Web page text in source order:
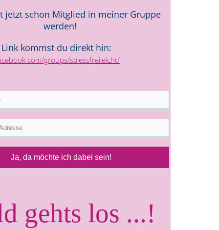
jetzt schon Mitglied in meiner Gruppe
werden!
kommst du direkt hin:
groups/stressfreileicht/
Ja, da möchte ich dabei sein!
gehts los ...!